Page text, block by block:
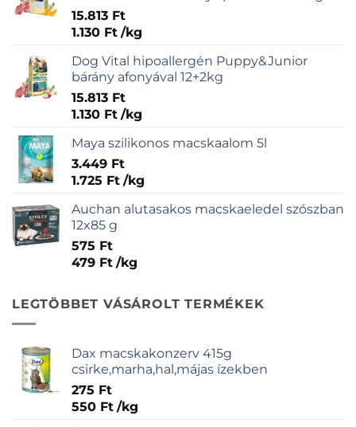
15.813 Ft
1.130 Ft /kg
Dog Vital hipoallergén Puppy&Junior
bárány afonyával 12+2kg
15.813 Ft
1.130 Ft /kg
Maya szilikonos macskaalom 5l
3.449 Ft
1.725 Ft /kg
Auchan alutasakos macskaeledel szószban
12x85 g
575 Ft
479 Ft /kg
LEGTÖBBET VÁSÁROLT TERMÉKEK
Dax macskakonzerv 415g
csirke,marha,hal,májas ízekben
275 Ft
550 Ft /kg